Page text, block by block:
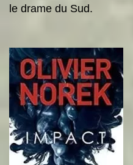
le drame du Sud.